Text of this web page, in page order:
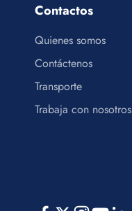
Contactos
Quienes somos
Contáctenos
Transporte
Trabaja con nosotros